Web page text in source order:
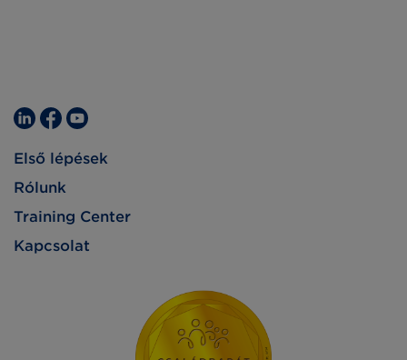
Első lépések
Rólunk
Training Center
Kapcsolat